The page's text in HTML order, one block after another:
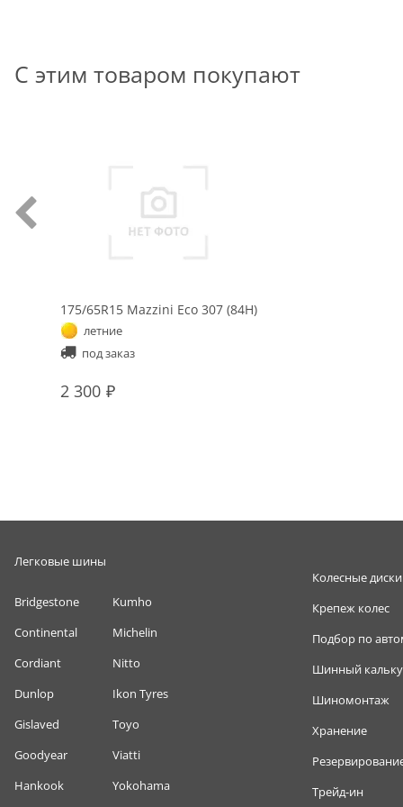
С этим товаром покупают
175/65R15 Mazzini Eco 307 (84H)
летние
под заказ
2 300
Легковые шины
Bridgestone
Continental
Cordiant
Dunlop
Gislaved
Goodyear
Hankook
Kumho
Michelin
Nitto
Ikon Tyres
Toyo
Viatti
Yokohama
Колесные диски
Крепеж колес
Подбор по
Шинный
Шиномонтаж
Хранение
Трейд-ин